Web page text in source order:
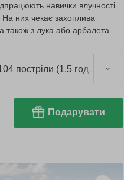
навички влучності
На них чекає захоплива
також з лука або арбалета.
постріли (1,5 год.)
Подарувати